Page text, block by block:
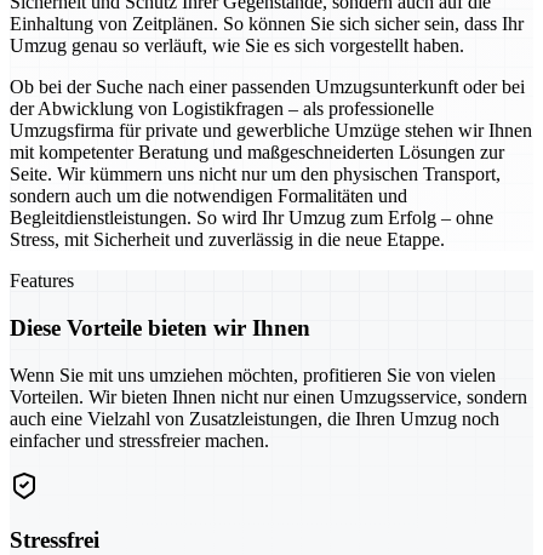
Einhaltung von Zeitplänen. So können Sie sich sicher sein, dass Ihr
Umzug genau so verläuft, wie Sie es sich vorgestellt haben.
Ob bei der Suche nach einer passenden Umzugsunterkunft oder bei
der Abwicklung von Logistikfragen – als professionelle
Umzugsfirma für private und gewerbliche Umzüge stehen wir Ihnen
mit kompetenter Beratung und maßgeschneiderten Lösungen zur
Seite. Wir kümmern uns nicht nur um den physischen Transport,
sondern auch um die notwendigen Formalitäten und
Begleitdienstleistungen. So wird Ihr Umzug zum Erfolg – ohne
Stress, mit Sicherheit und zuverlässig in die neue Etappe.
Features
Diese Vorteile bieten wir Ihnen
Wenn Sie mit uns umziehen möchten, profitieren Sie von vielen
Vorteilen. Wir bieten Ihnen nicht nur einen Umzugsservice, sondern
auch eine Vielzahl von Zusatzleistungen, die Ihren Umzug noch
einfacher und stressfreier machen.
Stressfrei